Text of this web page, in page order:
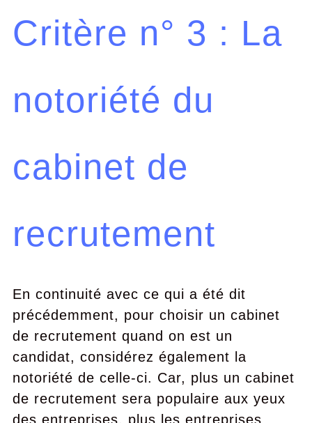
Critère n° 3 : La
notoriété du
cabinet de
recrutement
En continuité avec ce qui a été dit
précédemment, pour choisir un cabinet
de recrutement quand on est un
candidat, considérez également la
notoriété de celle-ci. Car, plus un cabinet
de recrutement sera populaire aux yeux
des entreprises, plus les entreprises